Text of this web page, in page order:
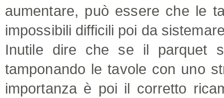
aumentare, può essere che le
impossibili difficili poi da
Inutile dire che se il parquet
tamponando le tavole con uno
importanza è poi il corretto